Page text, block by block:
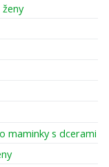
maminky s dcerami